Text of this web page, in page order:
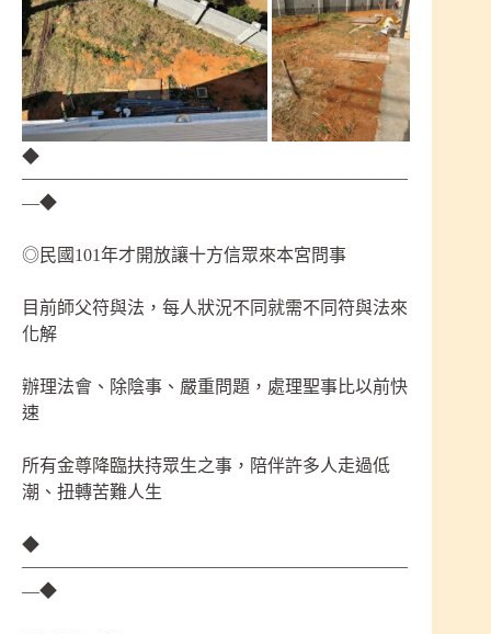
◆
——————————————————————
—◆
◎民國101年才開放讓十方信眾來本宮問事
目前師父符與法，每人狀況不同就需不同符與法來
化解
辦理法會、除陰事、嚴重問題，處理聖事比以前快
速
所有金尊降臨扶持眾生之事，陪伴許多人走過低
潮、扭轉苦難人生
◆
——————————————————————
—◆